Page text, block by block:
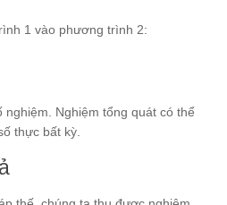
1 vào phương trình 2:
Nghiệm tổng quát có thể
thực bất kỳ.